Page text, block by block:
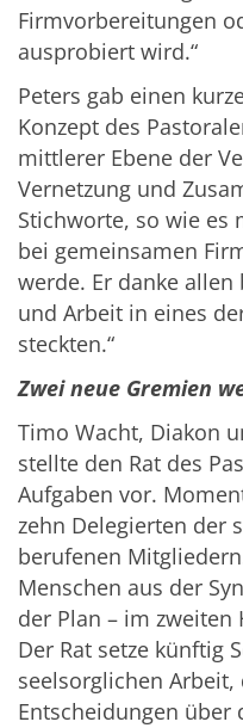
Firmvorbereitungen
ausprobiert wird.“
Peters gab einen
Konzept des
mittlerer Ebene der
Vernetzung und
Stichworte, so wie es
bei gemeinsamen
werde. Er danke
und Arbeit in eines
steckten.“
Zwei neue Gremien
Timo Wacht, Diakon
stellte den Rat des
Aufgaben vor.
zehn Delegierten der
berufenen
Menschen aus der
der Plan – im zweiten
Der Rat setze künftig
seelsorglichen
Entscheidungen über